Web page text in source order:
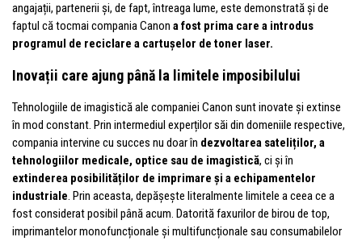
angajații, partenerii și, de fapt, întreaga lume, este demonstrată și de
faptul că tocmai compania Canon a fost prima care a introdus
programul de reciclare a cartușelor de toner laser.
Inovații care ajung până la limitele imposibilului
Tehnologiile de imagistică ale companiei Canon sunt inovate și extinse
în mod constant. Prin intermediul experților săi din domeniile respective,
compania intervine cu succes nu doar în dezvoltarea sateliților, a
tehnologiilor medicale, optice sau de imagistică, ci și în
extinderea posibilităților de imprimare și a echipamentelor
industriale. Prin aceasta, depășește literalmente limitele a ceea ce a
fost considerat posibil până acum. Datorită faxurilor de birou de top,
imprimantelor monofuncționale și multifuncționale sau consumabilelor